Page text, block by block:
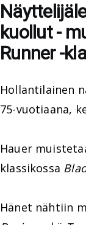
kuollut -
Runner -
Hollantilainen
75-vuotiaana,
Hauer
klassikossa
Hänet nähtiin